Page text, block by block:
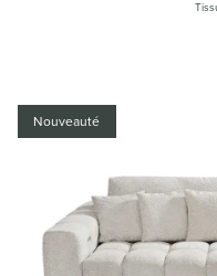
Nouveauté